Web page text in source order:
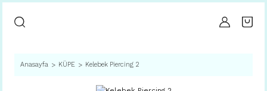
Anasayfa KÜPE Kelebek Piercing 2